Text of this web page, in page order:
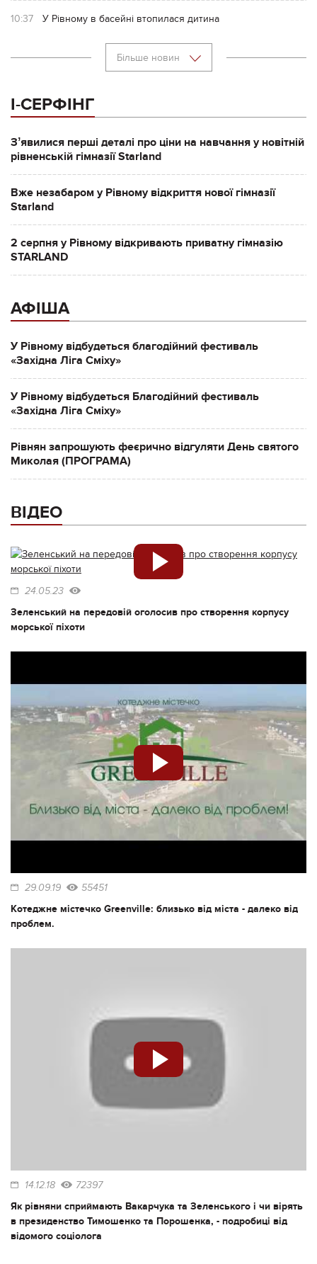
10:37 У Рівному в басейні втопилася дитина
Більше новин
І-СЕРФІНГ
Зʼявилися перші деталі про ціни на навчання у новітній
рівненській гімназії Starland
Вже незабаром у Рівному відкриття нової гімназії
Starland
2 серпня у Рівному відкривають приватну гімназію
STARLAND
АФІША
У Рівному відбудеться благодійний фестиваль
«Західна Ліга Сміху»
У Рівному відбудеться Благодійний фестиваль
«Західна Ліга Сміху»
Рівнян запрошують феєрично відгуляти День святого
Миколая (ПРОГРАМА)
ВІДЕО
24.05.23
Зеленський на передовій оголосив про створення корпусу
морської піхоти
29.09.19 55451
Котеджне містечко Greenville: близько від міста - далеко від
проблем.
14.12.18 72397
Як рівняни сприймають Вакарчука та Зеленського і чи вірять
в президенство Тимошенко та Порошенка, - подробиці від
відомого соціолога